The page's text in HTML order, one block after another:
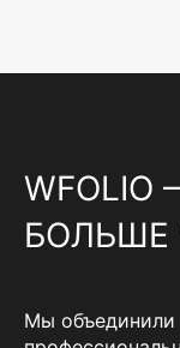
WFOLIO
БОЛЬШЕ
Мы объединили